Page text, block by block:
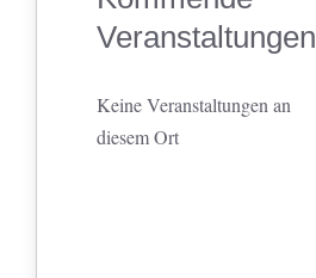
Veranstaltungen
Keine Veranstaltungen an
diesem Ort